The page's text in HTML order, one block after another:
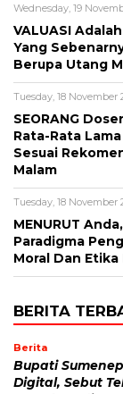
Wednesday, 19
VALUASI
Yang
Berupa Utang
Tuesday, 18 November
SEORANG
Rata-Rata
Sesuai
Malam
Tuesday, 18 November
MENURUT
Paradigma
Moral Dan
BERITA
Berita
Bupati
Digital, Sebut